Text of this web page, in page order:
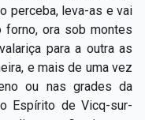
perceba, leva-as e vai
forno, ora sob montes
para a outra as
e mais de uma vez
ou nas grades da
Espírito de Vicq-sur-